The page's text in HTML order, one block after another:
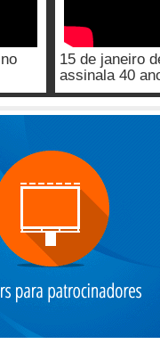
15 de janeiro
assinala 40